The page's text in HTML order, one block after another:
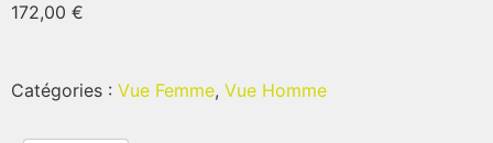
172,00 €
Catégories : Vue Femme, Vue Homme